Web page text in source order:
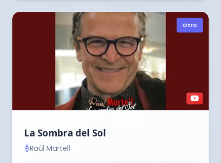
Otro
La Sombra del Sol
Raúl Martell